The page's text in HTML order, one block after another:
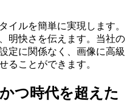
イルを簡単に実現します。
明快さを伝えます。当社の
定に関係なく、画像に高級
ることができます。
つ時代を超えた